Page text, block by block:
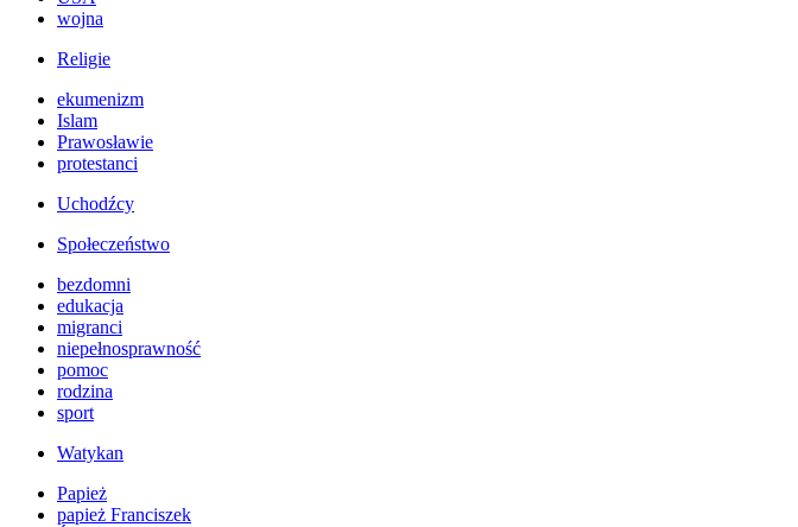
wojna
Religie
ekumenizm
Islam
Prawosławie
protestanci
Uchodźcy
Społeczeństwo
bezdomni
edukacja
migranci
niepełnosprawność
pomoc
rodzina
sport
Watykan
Papież
papież Franciszek